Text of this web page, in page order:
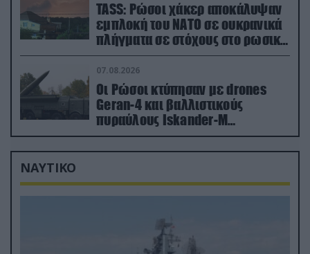
TASS: Ρώσοι χάκερ αποκάλυψαν
εμπλοκή του ΝΑΤΟ σε ουκρανικά
πλήγματα σε στόχους στο ρωσικό
έδαφος!
07.08.2026
Οι Ρώσοι κτύπησαν με drones
Geran-4 και βαλλιστικούς
πυραύλους Iskander-M
ουκρανικό τρένο με στρατιωτικό
εξοπλισμό
ΝΑΥΤΙΚΟ